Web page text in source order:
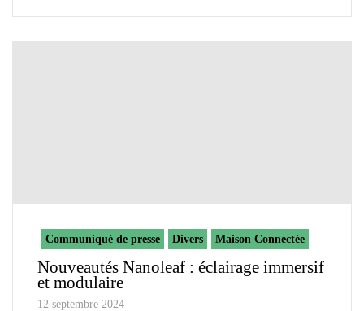
Communiqué de presse Divers Maison Connectée
Nouveautés Nanoleaf : éclairage immersif
et modulaire
12 septembre 2024